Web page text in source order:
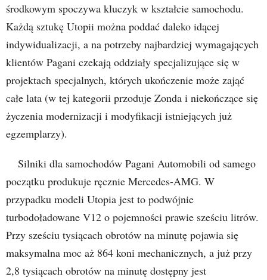
środkowym spoczywa kluczyk w kształcie samochodu.
Każdą sztukę Utopii można poddać daleko idącej
indywidualizacji, a na potrzeby najbardziej wymagających
klientów Pagani czekają oddziały specjalizujące się w
projektach specjalnych, których ukończenie może zająć
całe lata (w tej kategorii przoduje Zonda i niekończące się
życzenia modernizacji i modyfikacji istniejących już
egzemplarzy).
Silniki dla samochodów Pagani Automobili od samego
początku produkuje ręcznie Mercedes-AMG. W
przypadku modeli Utopia jest to podwójnie
turbodoładowane V12 o pojemności prawie sześciu litrów.
Przy sześciu tysiącach obrotów na minutę pojawia się
maksymalna moc aż 864 koni mechanicznych, a już przy
2,8 tysiącach obrotów na minutę dostępny jest